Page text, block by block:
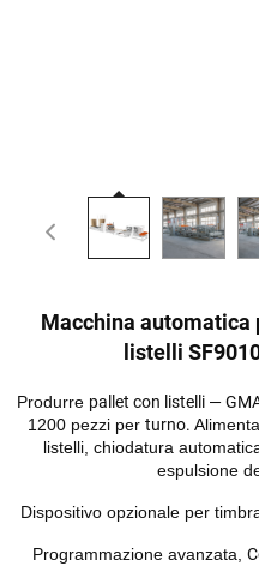
Macchina automatica
listelli
Produrre pallet con listelli —
1200 pezzi per turno.
listelli, chiodatura
espulsione
Dispositivo opzionale per
Programmazione avanzata,